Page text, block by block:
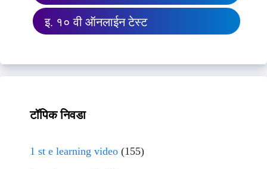
इ. १० वी ऑनलाईन टेस्ट
टॉपिक निवडा
1 st e learning video (155)